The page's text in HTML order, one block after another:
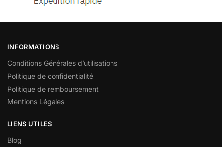
INFORMATIONS
Conditions Générales d’utilisations
Politique de confidentialité
Politique de remboursement
Mentions Légales
LIENS UTILES
Blog